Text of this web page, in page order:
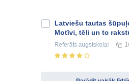
Latviešu tautas
Motīvi, tēli un to
Referāts augstskolai